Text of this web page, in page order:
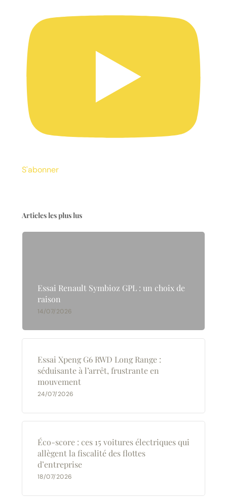
S'abonner
Articles les plus lus
Essai Renault Symbioz GPL : un choix de
raison
14/07/2026
Essai Xpeng G6 RWD Long Range :
séduisante à l’arrêt, frustrante en
mouvement
24/07/2026
Éco-score : ces 15 voitures électriques qui
allègent la fiscalité des flottes
d’entreprise
18/07/2026